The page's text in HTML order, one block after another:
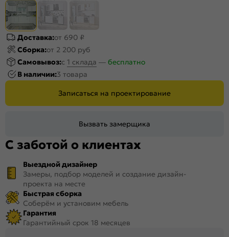
Записаться на проектирование
Вызвать замерщика
Доставка:от 690 ₽
Сборка:от 2 200 руб
Самовывоз:c 1 склада — бесплатно
В наличии:3 товара
С заботой о клиентах
Выездной дизайнер
Замеры, подбор моделей и создание дизайн-
проекта на месте
Быстрая сборка
Соберём и установим мебель
Гарантия
Гарантийный срок 18 месяцев